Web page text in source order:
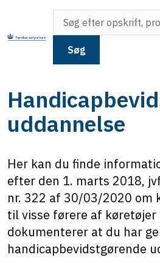
Søg
uddannelse
Her kan du finde
efter den 1. marts 2018,
nr. 322 af 30/03/2020 om
til visse førere af
dokumenterer at du har
handicapbevidstgørende